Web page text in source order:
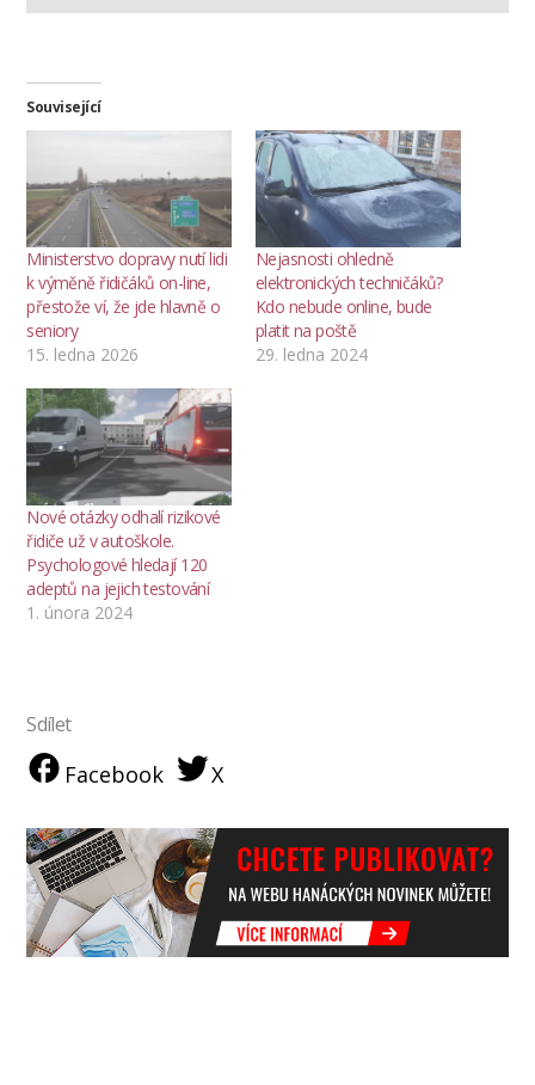
Související
Ministerstvo dopravy nutí lidi
k výměně řidičáků on-line,
přestože ví, že jde hlavně o
seniory
15. ledna 2026
Nejasnosti ohledně
elektronických techničáků?
Kdo nebude online, bude
platit na poště
29. ledna 2024
Nové otázky odhalí rizikové
řidiče už v autoškole.
Psychologové hledají 120
adeptů na jejich testování
1. února 2024
Sdílet
Facebook X